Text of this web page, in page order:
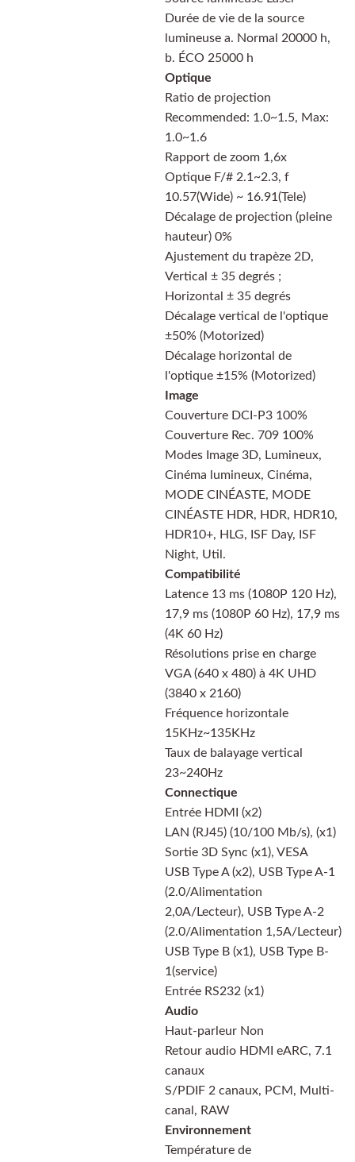
Durée de vie de la source
lumineuse a. Normal 20000 h,
b. ÉCO 25000 h
Optique
Ratio de projection
Recommended: 1.0~1.5, Max:
1.0~1.6
Rapport de zoom 1,6x
Optique F/# 2.1~2.3, f
10.57(Wide) ~ 16.91(Tele)
Décalage de projection (pleine
hauteur) 0%
Ajustement du trapèze 2D,
Vertical ± 35 degrés ;
Horizontal ± 35 degrés
Décalage vertical de l'optique
±50% (Motorized)
Décalage horizontal de
l'optique ±15% (Motorized)
Image
Couverture DCI-P3 100%
Couverture Rec. 709 100%
Modes Image 3D, Lumineux,
Cinéma lumineux, Cinéma,
MODE CINÉASTE, MODE
CINÉASTE HDR, HDR, HDR10,
HDR10+, HLG, ISF Day, ISF
Night, Util.
Compatibilité
Latence 13 ms (1080P 120 Hz),
17,9 ms (1080P 60 Hz), 17,9 ms
(4K 60 Hz)
Résolutions prise en charge
VGA (640 x 480) à 4K UHD
(3840 x 2160)
Fréquence horizontale
15KHz~135KHz
Taux de balayage vertical
23~240Hz
Connectique
Entrée HDMI (x2)
LAN (RJ45) (10/100 Mb/s), (x1)
Sortie 3D Sync (x1), VESA
USB Type A (x2), USB Type A-1
(2.0/Alimentation
2,0A/Lecteur), USB Type A-2
(2.0/Alimentation 1,5A/Lecteur)
USB Type B (x1), USB Type B-
1(service)
Entrée RS232 (x1)
Audio
Haut-parleur Non
Retour audio HDMI eARC, 7.1
canaux
S/PDIF 2 canaux, PCM, Multi-
canal, RAW
Environnement
Température de